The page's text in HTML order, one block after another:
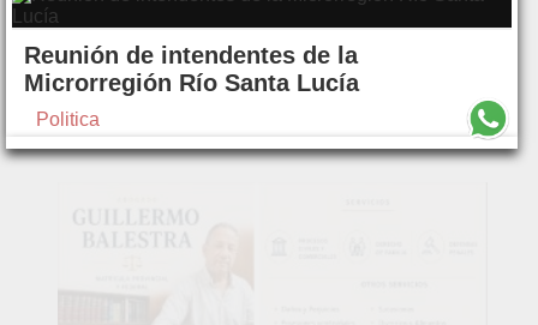
Reunión de intendentes de la
Microrregión Río Santa Lucía
Politica